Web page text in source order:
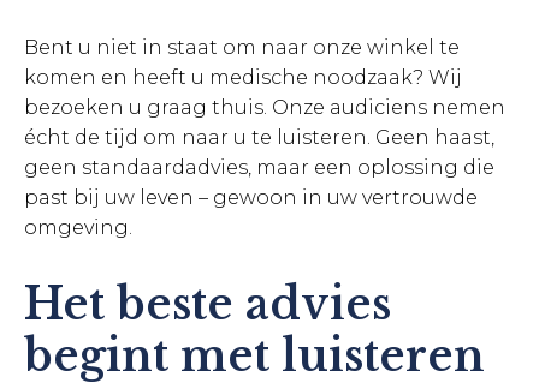
Bent u niet in staat om naar onze winkel te
komen en heeft u medische noodzaak? Wij
bezoeken u graag thuis. Onze audiciens nemen
écht de tijd om naar u te luisteren. Geen haast,
geen standaardadvies, maar een oplossing die
past bij uw leven – gewoon in uw vertrouwde
omgeving.
Het beste advies
begint met luisteren